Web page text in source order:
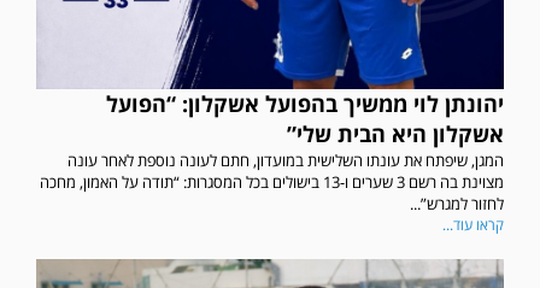
יהונתן לוי ממשיך בהפועל אשקלון: “הפועל
אשקלון היא הבית שלי”
המגן, שיפתח את עונתו השלישית במועדון, חתם לעונה נוספת לאחר עונה
מצוינת בה רשם 3 שערים ו-13 בישולים בכל המסגרות: “תודה על האמון, מחכה
לחזור למגרש”...
קראו עוד...